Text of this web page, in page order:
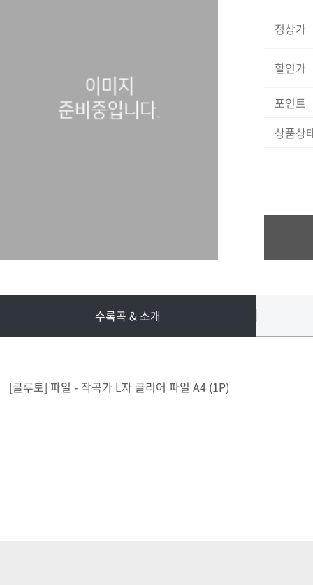
정상가
할인가
포인트
상품상
수록곡 & 소개
[클루토] 파일 - 작곡가 L자 클리어 파일 A4 (1P)